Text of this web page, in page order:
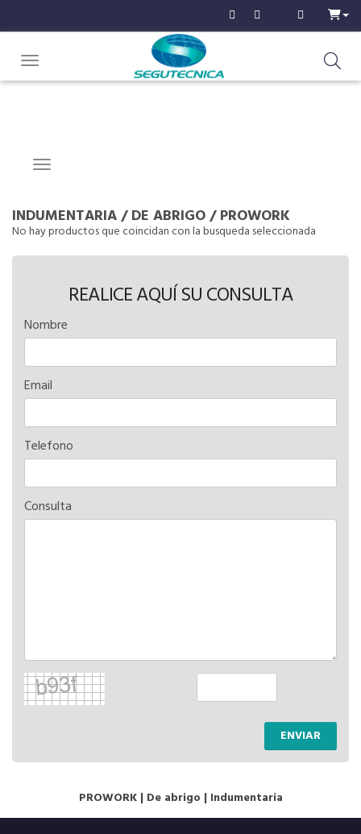
Toggle navigation
Navigation ein-/ausblenden
INDUMENTARIA/DE ABRIGO/PROWORK
No hay productos que coincidan con la busqueda seleccionada
REALICE AQUÍ SU CONSULTA
Nombre
Email
Telefono
Consulta
ENVIAR
PROWORK| De abrigo | Indumentaria